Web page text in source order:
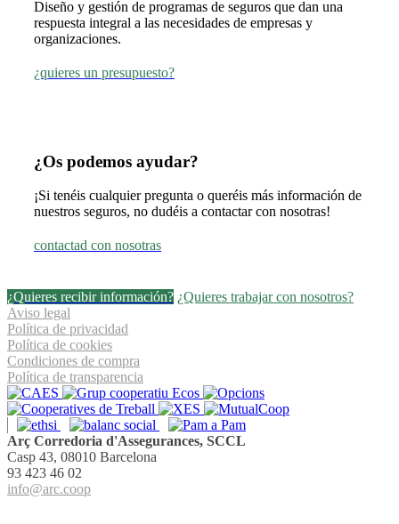
Diseño y gestión de programas de seguros que dan una
respuesta integral a las necesidades de empresas y
organizaciones.
¿quieres un presupuesto?
¿Os podemos ayudar?
¡Si tenéis cualquier pregunta o queréis más información de
nuestros seguros, no dudéis a contactar con nosotras!
contactad con nosotras
¿Quieres recibir información? ¿Quieres trabajar con nosotros?
Aviso legal
Política de privacidad
Política de cookies
Condiciones de compra
Política de transparencia
Arç Corredoria d'Assegurances, SCCL
Casp 43, 08010 Barcelona
93 423 46 02
info@arc.coop